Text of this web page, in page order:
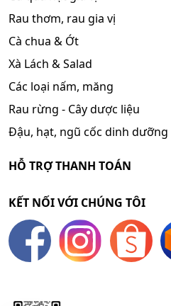
Rau thơm, rau gia vị
Cà chua & Ớt
Xà Lách & Salad
Các loại nấm, măng
Rau rừng - Cây dược liệu
Đậu, hạt, ngũ cốc dinh dưỡng
HỖ TRỢ THANH TOÁN
KẾT NỐI VỚI CHÚNG TÔI